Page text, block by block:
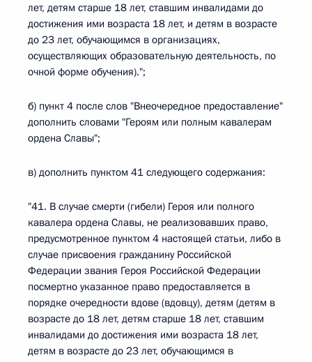
лет, детям старше 18 лет, ставшим инвалидами до
достижения ими возраста 18 лет, и детям в возрасте
до 23 лет, обучающимся в организациях,
осуществляющих образовательную деятельность, по
очной форме обучения).";
б) пункт 4 после слов "Внеочередное предоставление"
дополнить словами "Героям или полным кавалерам
ордена Славы";
в) дополнить пунктом 41 следующего содержания:
"41. В случае смерти (гибели) Героя или полного
кавалера ордена Славы, не реализовавших право,
предусмотренное пунктом 4 настоящей статьи, либо в
случае присвоения гражданину Российской
Федерации звания Героя Российской Федерации
посмертно указанное право предоставляется в
порядке очередности вдове (вдовцу), детям (детям в
возрасте до 18 лет, детям старше 18 лет, ставшим
инвалидами до достижения ими возраста 18 лет,
детям в возрасте до 23 лет, обучающимся в